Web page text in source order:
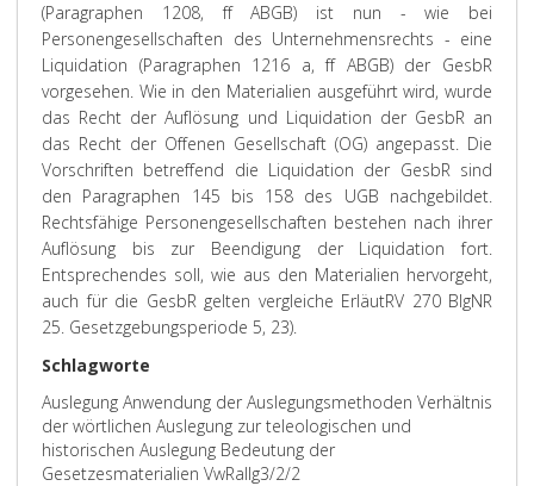
(Paragraphen 1208, ff ABGB) ist nun - wie bei
Personengesellschaften des Unternehmensrechts - eine
Liquidation (Paragraphen 1216 a, ff ABGB) der GesbR
vorgesehen. Wie in den Materialien ausgeführt wird, wurde
das Recht der Auflösung und Liquidation der GesbR an
das Recht der Offenen Gesellschaft (OG) angepasst. Die
Vorschriften betreffend die Liquidation der GesbR sind
den Paragraphen 145 bis 158 des UGB nachgebildet.
Rechtsfähige Personengesellschaften bestehen nach ihrer
Auflösung bis zur Beendigung der Liquidation fort.
Entsprechendes soll, wie aus den Materialien hervorgeht,
auch für die GesbR gelten vergleiche ErläutRV 270 BlgNR
25. Gesetzgebungsperiode 5, 23).
Schlagworte
Auslegung Anwendung der Auslegungsmethoden Verhältnis
der wörtlichen Auslegung zur teleologischen und
historischen Auslegung Bedeutung der
Gesetzesmaterialien VwRallg3/2/2